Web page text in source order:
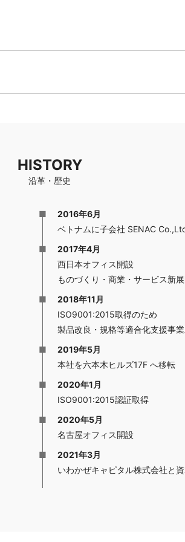
HISTORY
沿革・歴史
2016年6月
ベトナムに子会社 SENAC
2017年4月
西日本オフィス開設
ものづくり・商業・サービス新
2018年11月
ISO9001:2015取得のため
製品改良・規格等適合化支援事
2019年5月
本社を六本木ヒルズ17F へ移転
2020年1月
ISO9001:2015認証取得
2020年5月
名古屋オフィス開設
2021年3月
いわかぜキャピタル株式会社と